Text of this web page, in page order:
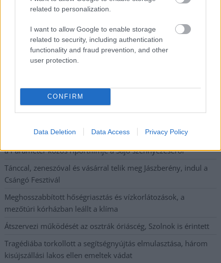
related to personalization.
I want to allow Google to enable storage
related to security, including authentication
functionality and fraud prevention, and other
user protection.
CONFIRM
Data Deletion Data Access Privacy Policy
A SZOL24 legfrissebb 24 cikke
Ilyenek eddig a tapasztalatok a vendégektől – a hőhullám
miatt ingyenes a strandolás Szolnokon
fokokkal
A MÚOSZ sajtódíjának második helyét nyerte el a Borsod24 és
a Paraméter közös riportfilmje a Sajó szennyezéséről
Tánccal, zeneszóval és vásárral telik meg Jászberény, indul a
Csángó Fesztivál
Meghosszabbított hőségriasztás és vízkorlátozások, a
mezőtúri kórházban leállt a klíma
Átszervezi működését az osztrák óriáscég, Szolnok is érintett
Tragédiába torkollott a segítségnyújtás elmulasztása, három
kisújszállási lakos ellen emeltek vádat